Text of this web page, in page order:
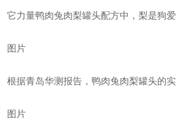
它力量鸭肉兔肉梨罐头配方中，梨是狗
图片
根据青岛华测报告，鸭肉兔肉梨罐头的
图片